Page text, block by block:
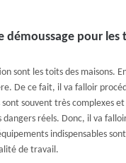
démoussage pour les
sont les toits des maisons.
De ce fait, il va falloir
souvent très complexes et
réels. Donc, il va
indispensables
de travail.